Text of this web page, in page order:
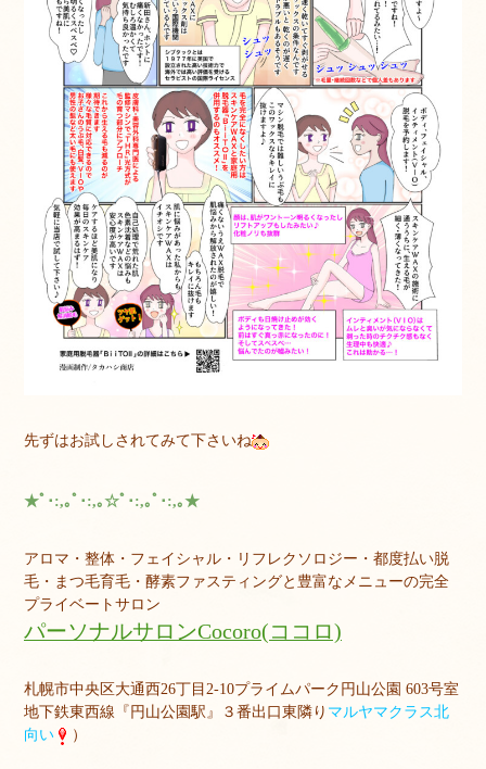
先ずはお試しされてみて下さいね
★ﾟ･:,｡ﾟ･:,｡☆ﾟ･:,｡ﾟ･:,｡★
アロマ・整体・フェイシャル・リフレクソロジー・都度払い脱
毛・まつ毛育毛・酵素ファスティングと豊富なメニューの完全
プライベートサロン
パーソナルサロンCocoro(ココロ)
札幌市中央区大通西26丁目2-10プライムパーク円山公園 603号室
地下鉄東西線『円山公園駅』３番出口東隣り マルヤマクラス北
向い
）